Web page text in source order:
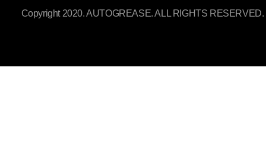
Copyright 2020. AUTOGREASE. ALL RIGHTS RESERVED.